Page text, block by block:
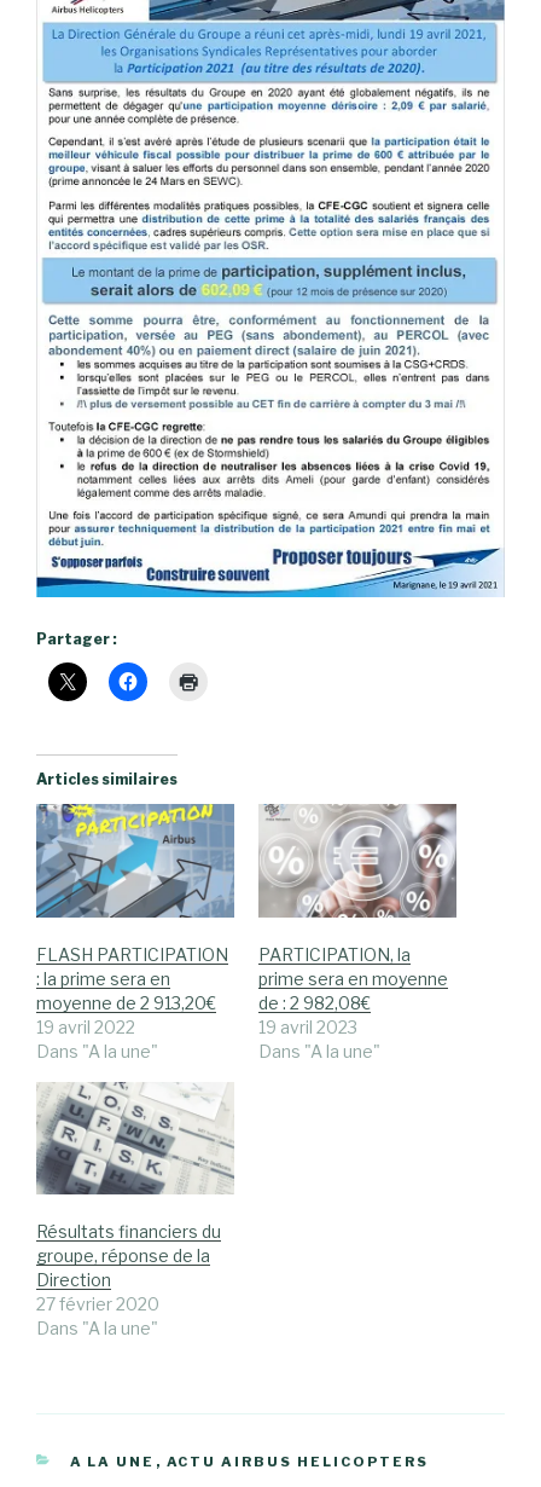
Partager :
Articles similaires
FLASH PARTICIPATION
: la prime sera en
moyenne de 2 913,20€
19 avril 2022
Dans "A la une"
PARTICIPATION, la
prime sera en moyenne
de : 2 982,08€
19 avril 2023
Dans "A la une"
Résultats financiers du
groupe, réponse de la
Direction
27 février 2020
Dans "A la une"
CATÉGORIES
A LA UNE , ACTU AIRBUS HELICOPTERS